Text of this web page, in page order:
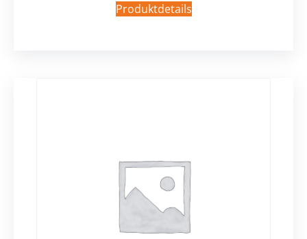
Produktdetails